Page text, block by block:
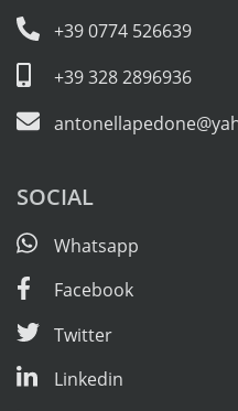
+39 0774 526639
+39 328 2896936
SOCIAL
Whatsapp
Facebook
Twitter
Linkedin